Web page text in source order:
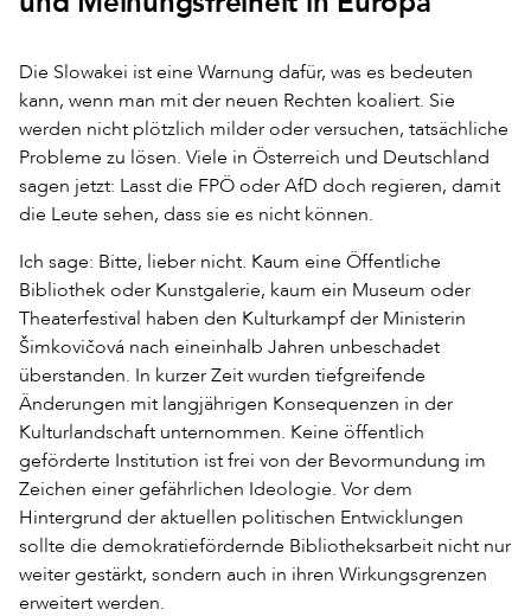
Die Slowakei ist eine Warnung dafür, was es bedeuten
kann, wenn man mit der neuen Rechten koaliert. Sie
werden nicht plötzlich milder oder versuchen, tatsächliche
Probleme zu lösen. Viele in Österreich und Deutschland
sagen jetzt: Lasst die FPÖ oder AfD doch regieren, damit
die Leute sehen, dass sie es nicht können.
Ich sage: Bitte, lieber nicht. Kaum eine Öffentliche
Bibliothek oder Kunstgalerie, kaum ein Museum oder
Theaterfestival haben den Kulturkampf der Ministerin
Šimkovičová nach eineinhalb Jahren unbeschadet
überstanden. In kurzer Zeit wurden tiefgreifende
Änderungen mit langjährigen Konsequenzen in der
Kulturlandschaft unternommen. Keine öffentlich
geförderte Institution ist frei von der Bevormundung im
Zeichen einer gefährlichen Ideologie. Vor dem
Hintergrund der aktuellen politischen Entwicklungen
sollte die demokratiefördernde Bibliotheksarbeit nicht nur
weiter gestärkt, sondern auch in ihren Wirkungsgrenzen
erweitert werden.